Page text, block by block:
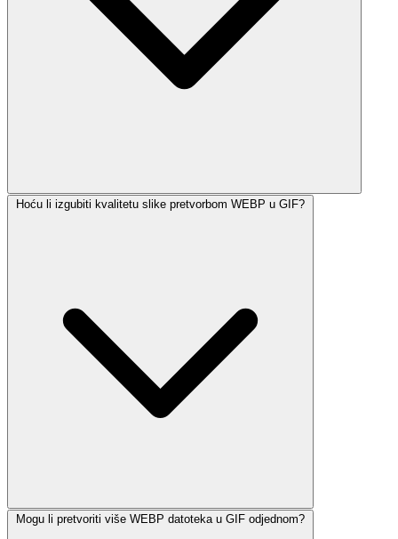
Hoću li izgubiti kvalitetu slike pretvorbom WEBP u GIF?
Mogu li pretvoriti više WEBP datoteka u GIF odjednom?